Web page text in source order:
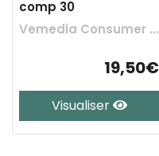
comp 30
Vemedia Consumer Health Belgium
19,50€
Visualiser